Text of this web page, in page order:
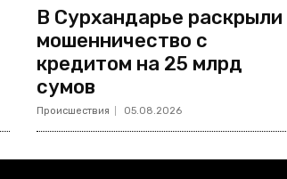
В Сурхандарье раскрыли
мошенничество с
кредитом на 25 млрд
сумов
Происшествия 05.08.2026